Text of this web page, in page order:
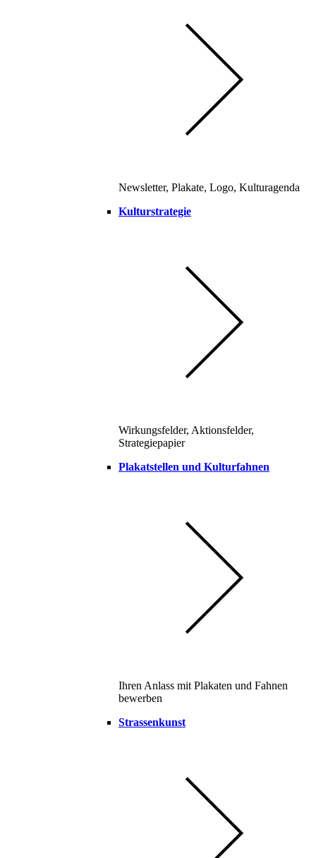
Newsletter, Plakate, Logo, Kulturagenda
Kulturstrategie
Wirkungsfelder, Aktionsfelder,
Strategiepapier
Plakatstellen und Kulturfahnen
Ihren Anlass mit Plakaten und Fahnen
bewerben
Strassenkunst